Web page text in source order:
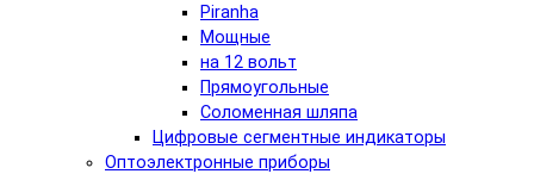
Piranha
Мощные
на 12 вольт
Прямоугольные
Соломенная шляпа
Цифровые сегментные индикаторы
Оптоэлектронные приборы